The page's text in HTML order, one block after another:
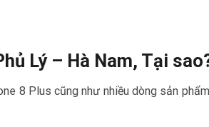
Lý – Hà Nam, Tại
8 Plus cũng như nhiều dòng sản